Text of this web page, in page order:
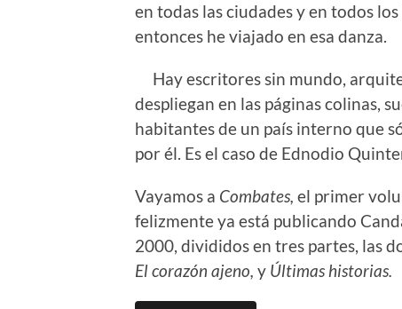
en todas las ciudades y en todos
entonces he viajado en esa danza.
Hay escritores sin mundo,
despliegan en las páginas colinas,
habitantes de un país interno que s
por él. Es el caso de Ednodio
Vayamos a Combates, el primer
felizmente ya está publicando
2000, divididos en tres partes, las
El corazón ajeno, y Últimas historias.